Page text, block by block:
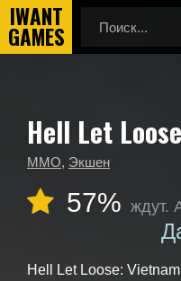
Главная
Календарь выхода игр
Hell Let
MMO, Экшен
57% ждут.
Hell Let Loose: